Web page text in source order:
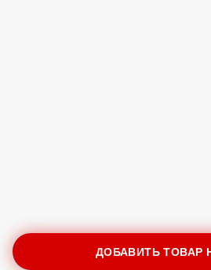
ДОБАВИТЬ ТОВАР